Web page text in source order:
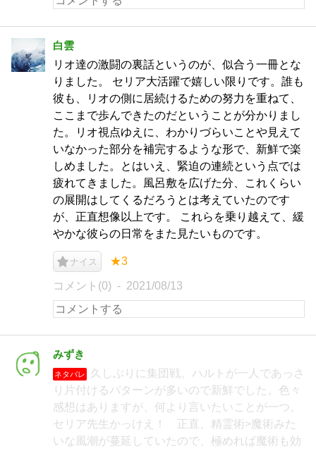
白雲
リオ達の激闘の裏話というのが、似合う一冊とな
りました。 セリア大活躍で嬉しい限りです。誰も
彼も、リオの側に居続けるための努力を重ねて、
ここまで歩んできたのだということが分かりまし
た。リオ視点ゆえに、わかりづらいことや見えて
いなかった部分を補完するような形で、新鮮で楽
しめました。とはいえ、緊迫の連続という点では
疲れてきました。風呂敷を広げた分、これくらい
の展開はしてくるだろうとは考えていたのです
が、正直想像以上です。 これらを乗り越えて、緩
やかな彼らの日常をまた見たいものです。
ナイス ★3
コメント(0) 2021/08/13
みずき
ネタバレ
久しぶりに集団戦。ハルトが一人であっさ
り片付けるパターンが多いので新鮮でした。色々
感想はありますが、何より言いたいことが一つ。
セリア先生かっけえ！ 正直、精霊術>魔術みた
いな風潮が蔓延していたので、極めれば魔術も効